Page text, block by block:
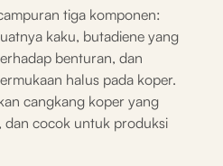
tiga komponen:
kaku, butadiene yang
benturan, dan
halus pada koper.
cangkang koper yang
dan cocok untuk produksi